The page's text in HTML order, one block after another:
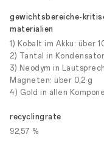
gewichtsbereiche-
materialien
1) Kobalt im Akku: über
2) Tantal in
3) Neodym in
Magneten: über 0,2 g
4) Gold in allen
recyclingrate
92,57 %